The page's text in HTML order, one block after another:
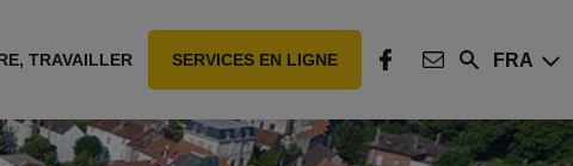
TRAVAILLER SERVICES EN LIGNE
FACEBOOK
CONTACT
Rechercher
FRA